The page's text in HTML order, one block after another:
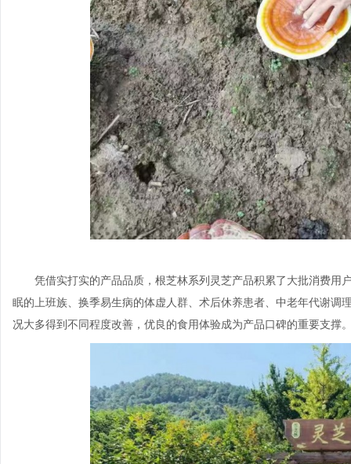
凭借实打实的产品品质，根芝林系列灵芝产品积累了大批消费用
眠的上班族、换季易生病的体虚人群、术后休养患者、中老年代谢调
况大多得到不同程度改善，优良的食用体验成为产品口碑的重要支撑